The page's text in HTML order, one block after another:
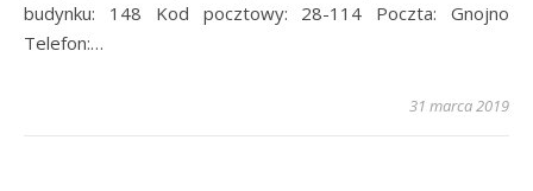
budynku: 148 Kod pocztowy: 28-114 Poczta: Gnojno
Telefon:…
31 marca 2019